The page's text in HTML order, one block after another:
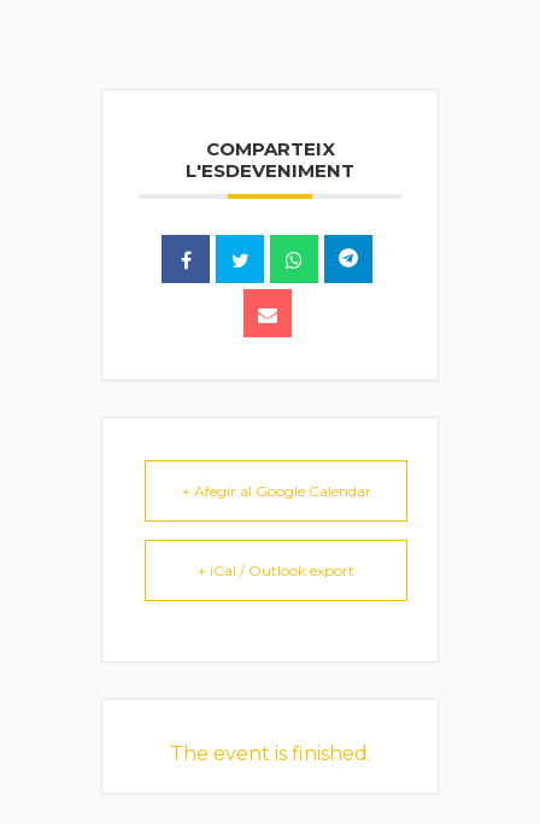
COMPARTEIX
L'ESDEVENIMENT
+ Afegir al Google Calendar
+ iCal / Outlook export
The event is finished.